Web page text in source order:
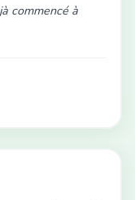
commencé à